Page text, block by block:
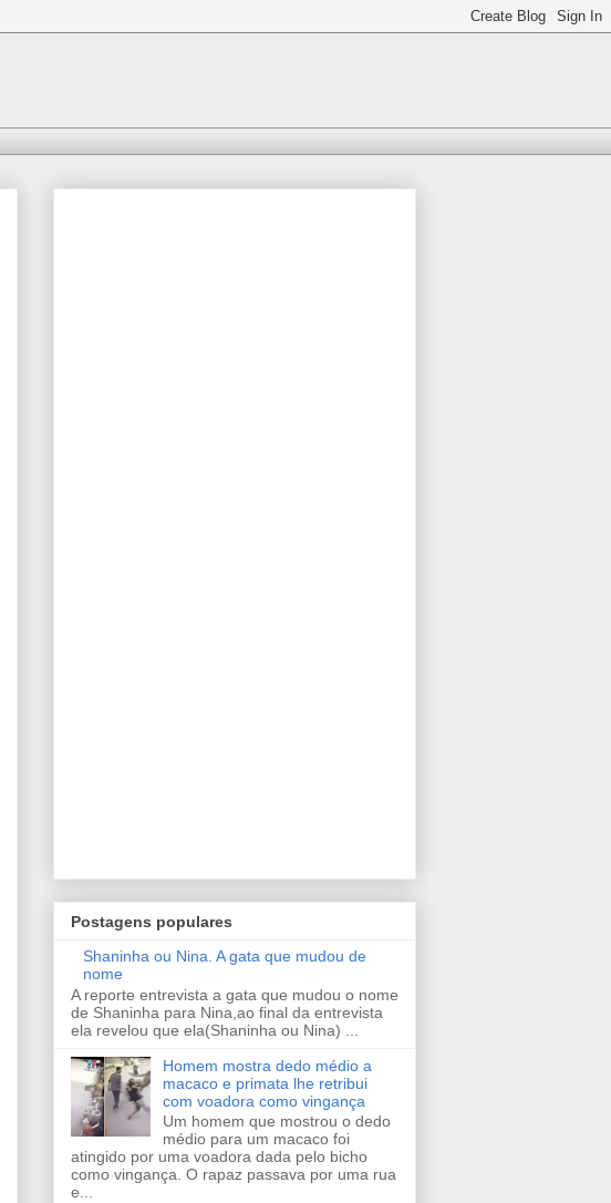
Postagens populares
Shaninha ou Nina. A gata que mudou de
nome
A reporte entrevista a gata que mudou o nome
de Shaninha para Nina,ao final da entrevista
ela revelou que ela(Shaninha ou Nina) ...
Homem mostra dedo médio a
macaco e primata lhe retribui
com voadora como vingança
Um homem que mostrou o dedo
médio para um macaco foi
atingido por uma voadora dada pelo bicho
como vingança. O rapaz passava por uma rua
e...